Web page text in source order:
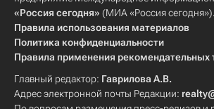
«Россия сегодня» (МИА «Россия сегодня»).
Правила использования материалов
Политика конфиденциальности
Правила применения рекомендательных
Главный редактор: Гаврилова А.В.
Адрес электронной почты Редакции: